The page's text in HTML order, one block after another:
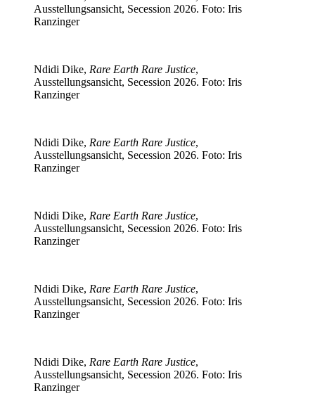
Ausstellungsansicht, Secession 2026. Foto: Iris
Ranzinger
Ndidi Dike, Rare Earth Rare Justice,
Ausstellungsansicht, Secession 2026. Foto: Iris
Ranzinger
Ndidi Dike, Rare Earth Rare Justice,
Ausstellungsansicht, Secession 2026. Foto: Iris
Ranzinger
Ndidi Dike, Rare Earth Rare Justice,
Ausstellungsansicht, Secession 2026. Foto: Iris
Ranzinger
Ndidi Dike, Rare Earth Rare Justice,
Ausstellungsansicht, Secession 2026. Foto: Iris
Ranzinger
Ndidi Dike, Rare Earth Rare Justice,
Ausstellungsansicht, Secession 2026. Foto: Iris
Ranzinger